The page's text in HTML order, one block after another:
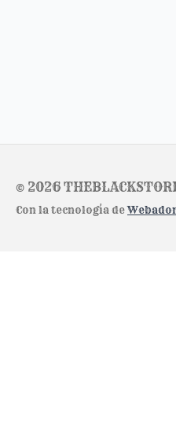
© 2026
Con la tecnología de